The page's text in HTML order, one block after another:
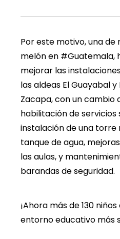
Por este motivo, una de
melón en #Guatemala,
mejorar las
las aldeas El Guayabal
Zacapa, con un cambio
habilitación de servicios
instalación de una
tanque de agua,
las aulas, y
barandas de seguridad.
¡Ahora más de 130
entorno educativo más